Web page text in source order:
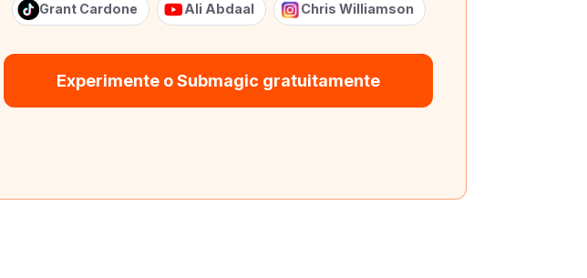
Grant Cardone Ali Abdaal Chris Williamson
Experimente o Submagic gratuitamente